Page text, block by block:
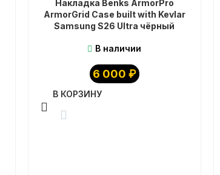
Накладка Benks ArmorPro
ArmorGrid Case built with Kevlar
Samsung S26 Ultra чёрный
В наличии
6 000 ₽
В КОРЗИНУ